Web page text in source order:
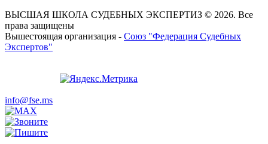
ВЫСШАЯ ШКОЛА СУДЕБНЫХ ЭКСПЕРТИЗ © 2026. Все
права защищены
Вышестоящая организация - Союз "Федерация Судебных
Экспертов"
info@fse.ms